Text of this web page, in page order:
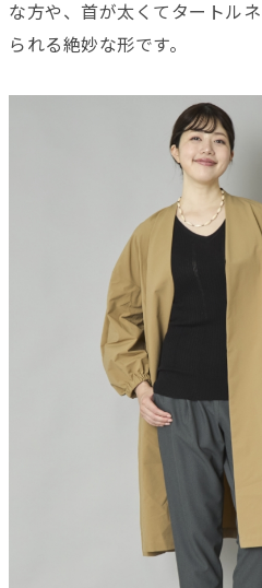
な方や、首が太くてタートル
られる絶妙な形です。